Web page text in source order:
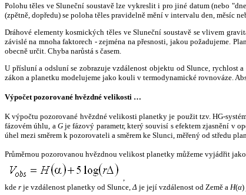
Polohu těles ve Sluneční soustavě lze vykreslit i pro jiné datum (nebo
(zpětně, dopředu) se poloha těles pravidelně mění v intervalu den, měsíc
Dráhové elementy kosmických těles ve Sluneční soustavě se vlivem
závislé na mnoha faktorech - zejména na přesnosti, jakou požadujeme.
obecně určit. Chyba narůstá s časem.
U přísluní a odsluní se zobrazuje vzdálenost objektu od Slunce, rychlost
zákon a planetku modelujeme jako kouli v termodynamické rovnováze.
Výpočet pozorované hvězdné velikosti …
K výpočtu pozorované hvězdné velikosti planetky je použit tzv. HG-
fázovém úhlu, a Gje fázový parametr, který souvisí s efektem zjasnění v
úhel mezi směrem k pozorovateli a směrem ke Slunci, měřený od středu
Průměrnou pozorovanou hvězdnou velikost planetky můžeme vyjádřit jako
,
kde r je vzdálenost planetky od Slunce,Δ je její vzdálenost od Země a H(α)